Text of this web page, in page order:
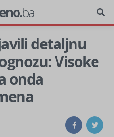
ba
detaljnu
Visoke
onda